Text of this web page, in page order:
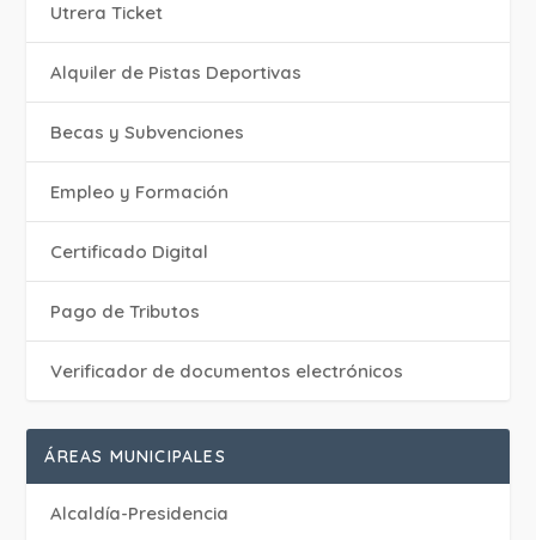
Utrera Ticket
Alquiler de Pistas Deportivas
Becas y Subvenciones
Empleo y Formación
Certificado Digital
Pago de Tributos
Verificador de documentos electrónicos
ÁREAS MUNICIPALES
Alcaldía-Presidencia